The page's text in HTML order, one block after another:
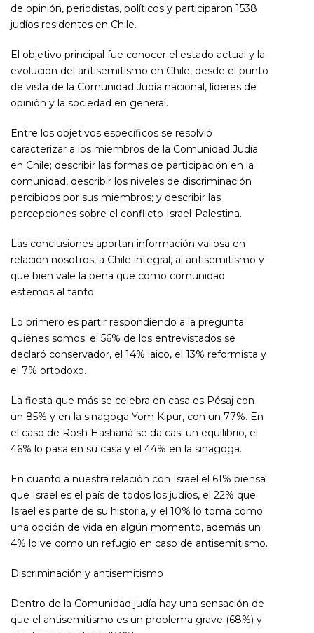
de opinión, periodistas, políticos y participaron 1538
judíos residentes en Chile.
El objetivo principal fue conocer el estado actual y la
evolución del antisemitismo en Chile, desde el punto
de vista de la Comunidad Judía nacional, líderes de
opinión y la sociedad en general.
Entre los objetivos específicos se resolvió
caracterizar a los miembros de la Comunidad Judía
en Chile; describir las formas de participación en la
comunidad, describir los niveles de discriminación
percibidos por sus miembros; y describir las
percepciones sobre el conflicto Israel-Palestina.
Las conclusiones aportan información valiosa en
relación nosotros, a Chile integral, al antisemitismo y
que bien vale la pena que como comunidad
estemos al tanto.
Lo primero es partir respondiendo a la pregunta
quiénes somos: el 56% de los entrevistados se
declaró conservador, el 14% laico, el 13% reformista y
el 7% ortodoxo.
La fiesta que más se celebra en casa es Pésaj con
un 85% y en la sinagoga Yom Kipur, con un 77%. En
el caso de Rosh Hashaná se da casi un equilibrio, el
46% lo pasa en su casa y el 44% en la sinagoga.
En cuanto a nuestra relación con Israel el 61% piensa
que Israel es el país de todos los judíos, el 22% que
Israel es parte de su historia, y el 10% lo toma como
una opción de vida en algún momento, además un
4% lo ve como un refugio en caso de antisemitismo.
Discriminación y antisemitismo
Dentro de la Comunidad judía hay una sensación de
que el antisemitismo es un problema grave (68%) y